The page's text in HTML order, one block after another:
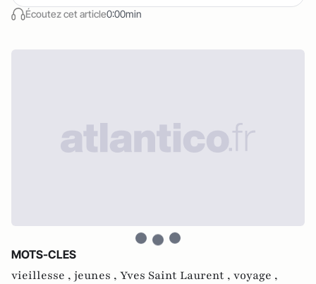
Écoutez cet article0:00min
MOTS-CLES
vieillesse , jeunes , Yves Saint Laurent , voyage ,